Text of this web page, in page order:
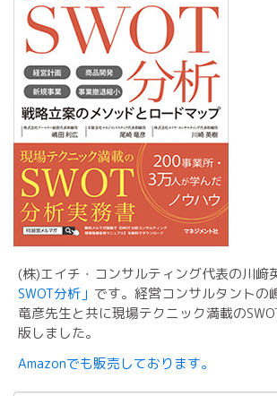
(株)エイチ・コンサルティング代表の川﨑
SWOT分析」 です。経営コンサルタントの
竜彦先生と共に現場テクニック満載の
版しました。
Amazonでも販売しております。